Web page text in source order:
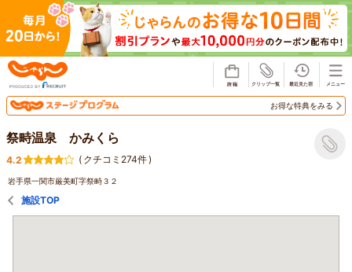
お得な特典をみる
祭畤温泉 かみくら
4.2 ( クチコミ274件)
岩手県一関市厳美町字祭畤３２
施設TOP